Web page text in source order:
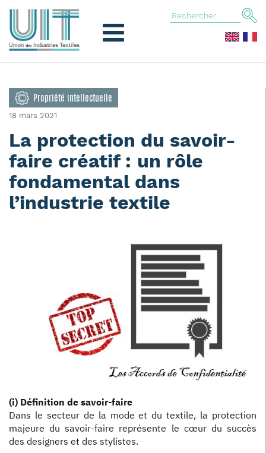
Propriété intellectuelle
18 mars 2021
La protection du savoir-
faire créatif : un rôle
fondamental dans
l’industrie textile
(i) Définition de savoir-faire
Dans le secteur de la mode et du textile, la protection
majeure du savoir-faire représente le cœur du succès
des designers et des stylistes.